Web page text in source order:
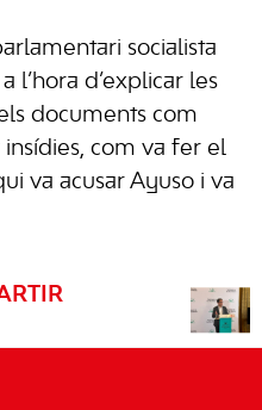
socialista
l’hora d’explicar les
documents com
com va fer el
va acusar Ayuso i va